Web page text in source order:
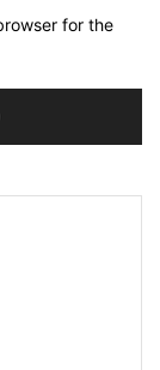
for the